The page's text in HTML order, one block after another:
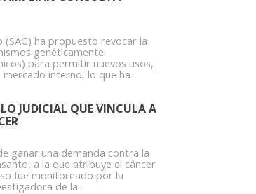
(SAG) ha propuesto revocar la
genéticamente
para permitir nuevos usos,
interno, lo que ha
JUDICIAL QUE VINCULA A
ganar una demanda contra la
a la que atribuye el cáncer
fue monitoreado por la
de la...